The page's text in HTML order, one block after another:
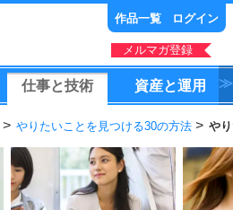
作品一覧 ログイン
メルマガ登録
仕事と技術 資産と運用
やりたいことを見つける30の方法 や